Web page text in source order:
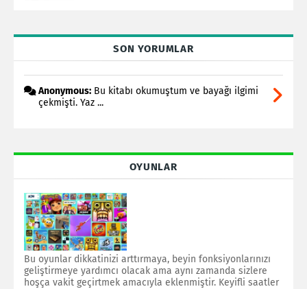
SON YORUMLAR
Anonymous: Bu kitabı okumuştum ve bayağı ilgimi
çekmişti. Yaz ...
OYUNLAR
Bu oyunlar dikkatinizi arttırmaya, beyin fonksiyonlarınızı
geliştirmeye yardımcı olacak ama aynı zamanda sizlere
hoşça vakit geçirtmek amacıyla eklenmiştir. Keyifli saatler